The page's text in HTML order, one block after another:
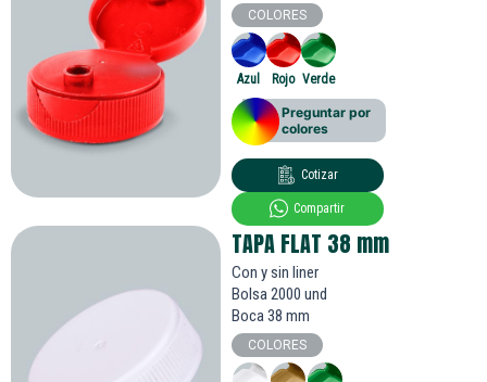
COLORES
Azul Rojo Verde
Preguntar por
colores
Cotizar
Compartir
TAPA FLAT 38 mm
Con y sin liner
Bolsa 2000 und
Boca 38 mm
COLORES